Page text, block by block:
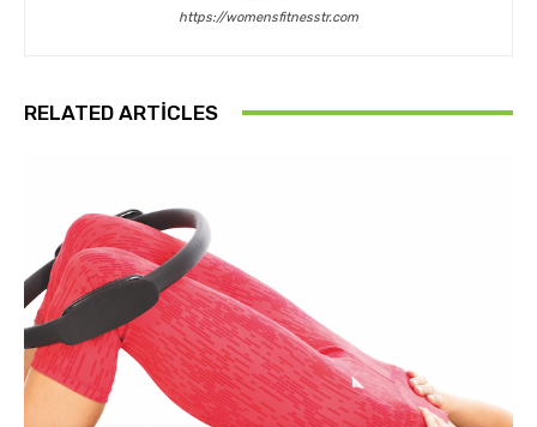
https://womensfitnesstr.com
RELATED ARTICLES